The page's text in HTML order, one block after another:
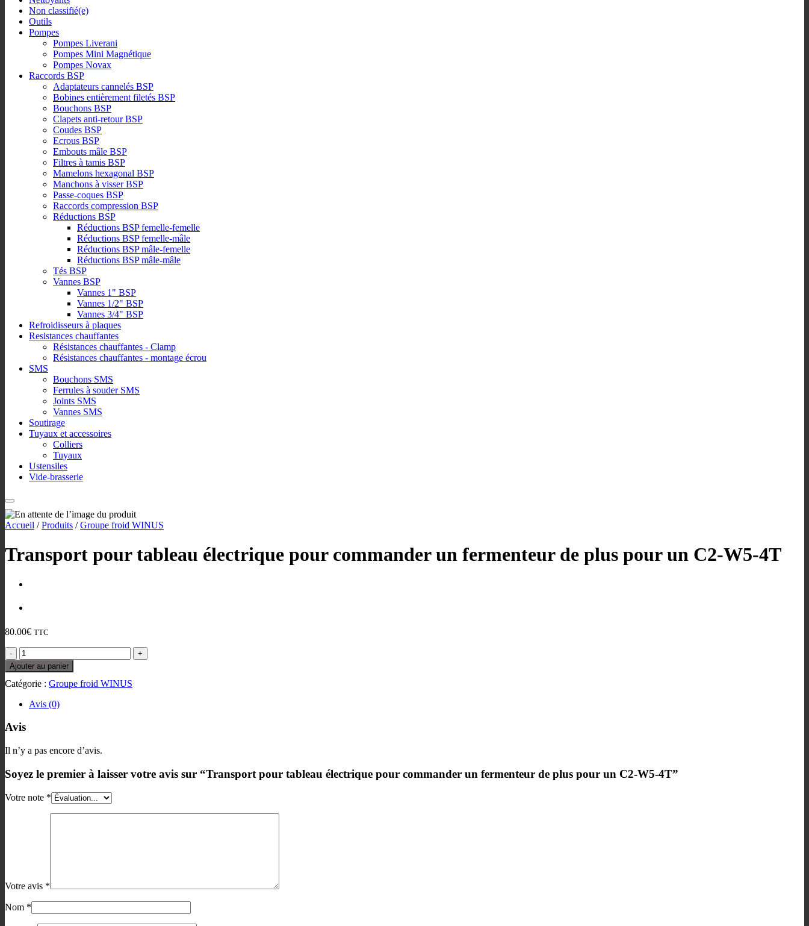
Non classifié(e)
Outils
Pompes
Pompes Liverani
Pompes Mini Magnétique
Pompes Novax
Raccords BSP
Adaptateurs cannelés BSP
Bobines entièrement filetés BSP
Bouchons BSP
Clapets anti-retour BSP
Coudes BSP
Ecrous BSP
Embouts mâle BSP
Filtres à tamis BSP
Mamelons hexagonal BSP
Manchons à visser BSP
Passe-coques BSP
Raccords compression BSP
Réductions BSP
Réductions BSP femelle-femelle
Réductions BSP femelle-mâle
Réductions BSP mâle-femelle
Réductions BSP mâle-mâle
Tés BSP
Vannes BSP
Vannes 1" BSP
Vannes 1/2" BSP
Vannes 3/4" BSP
Refroidisseurs à plaques
Resistances chauffantes
Résistances chauffantes - Clamp
Résistances chauffantes - montage écrou
SMS
Bouchons SMS
Ferrules à souder SMS
Joints SMS
Vannes SMS
Soutirage
Tuyaux et accessoires
Colliers
Tuyaux
Ustensiles
Vide-brasserie
Accueil / Produits / Groupe froid WINUS
Transport pour tableau électrique pour commander un fermenteur de plus pour un C2-W5-4T
80.00€ TTC
quantité
de
Transport
pour
électrique
commander
fermenteur
plus
pour
C2-
Ajouter au panier
Catégorie : Groupe froid WINUS
Avis (0)
Avis
Il n’y a pas encore d’avis.
Soyez le premier à laisser votre avis sur “Transport pour tableau électrique pour commander un fermenteur de plus pour un C2-W5-4T”
Votre note *
Votre avis *
Nom *